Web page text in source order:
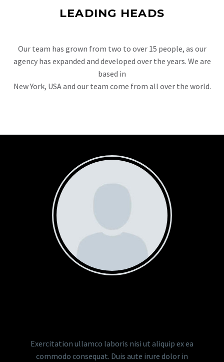
LEADING HEADS
Our team has grown from two to over 15 people, as our
agency has expanded and developed over the years. We are
based in
New York, USA and our team come from all over the world.
Exercitation ullamco laboris nisi ut aliquip ex ea
commodo consequat. Duis aute irure dolor in